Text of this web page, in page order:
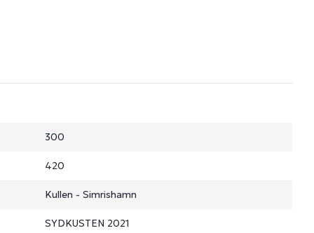
300
420
Kullen - Simrishamn
SYDKUSTEN 2021